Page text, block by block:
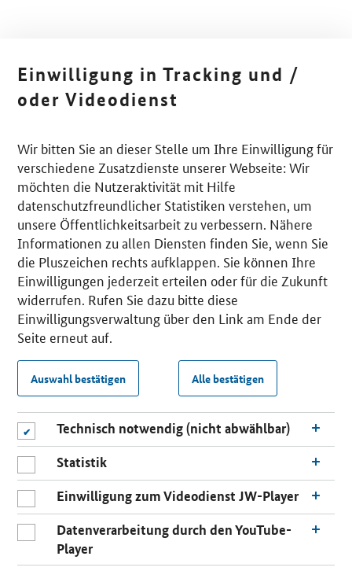
Einwilligung in Tracking und /
oder Videodienst
Wir bitten Sie an dieser Stelle um Ihre Einwilligung für
verschiedene Zusatzdienste unserer Webseite: Wir
möchten die Nutzeraktivität mit Hilfe
datenschutzfreundlicher Statistiken verstehen, um
unsere Öffentlichkeitsarbeit zu verbessern. Nähere
Informationen zu allen Diensten finden Sie, wenn Sie
die Pluszeichen rechts aufklappen. Sie können Ihre
Einwilligungen jederzeit erteilen oder für die Zukunft
widerrufen. Rufen Sie dazu bitte diese
Einwilligungsverwaltung über den Link am Ende der
Seite erneut auf.
Auswahl bestätigen Alle bestätigen
Technisch notwendig (nicht abwählbar)
Statistik
Einwilligung zum Videodienst JW-Player
Datenverarbeitung durch den YouTube-
Player